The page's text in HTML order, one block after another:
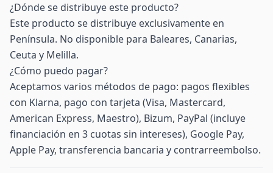
¿Dónde se distribuye este producto?
Este producto se distribuye exclusivamente en
Península. No disponible para Baleares, Canarias,
Ceuta y Melilla.
¿Cómo puedo pagar?
Aceptamos varios métodos de pago: pagos flexibles
con Klarna, pago con tarjeta (Visa, Mastercard,
American Express, Maestro), Bizum, PayPal (incluye
financiación en 3 cuotas sin intereses), Google Pay,
Apple Pay, transferencia bancaria y contrarreembolso.